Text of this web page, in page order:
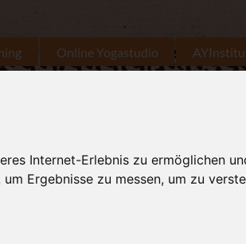
Internet-Erlebnis zu ermöglichen
Ergebnisse zu messen, um zu
Online Yogastudio